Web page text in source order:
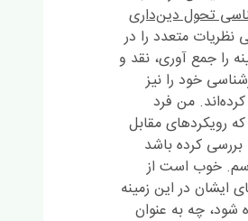
تحول دین‌داری
نظریات متعدد را در
را جمع آوری، نقد و
خود را نیز
من فرد
رویکردهای مقابل
بررسی کرده باشد
خوب است از
ایشان در این زمینه
شود، چه به عنوان